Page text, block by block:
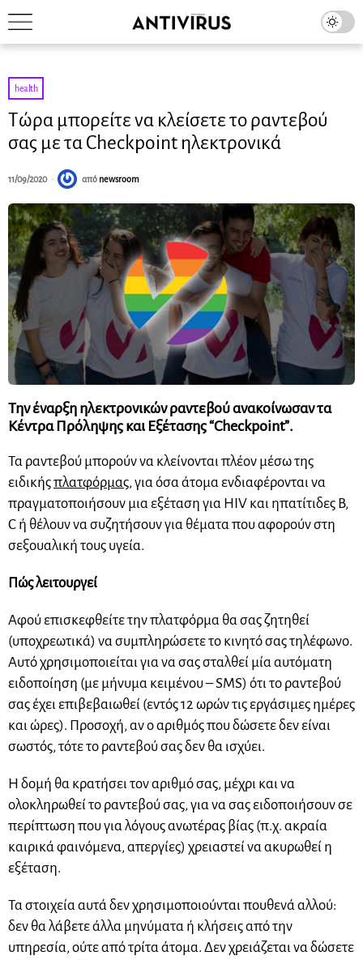
health
Τώρα μπορείτε να κλείσετε το ραντεβού
σας με τα Checkpoint ηλεκτρονικά
11/09/2020 από newsroom
Την έναρξη ηλεκτρονικών ραντεβού ανακοίνωσαν τα
Κέντρα Πρόληψης και Εξέτασης “Checkpoint”.
Τα ραντεβού μπορούν να κλείνονται πλέον μέσω της
ειδικήςπλατφόρμας, για όσα άτομα ενδιαφέρονται να
πραγματοποιήσουν μια εξέταση για HIV και ηπατίτιδες B,
C ή θέλουν να συζητήσουν για θέματα που αφορούν στη
σεξουαλική τους υγεία.
Πώς λειτουργεί
Αφού επισκεφθείτε την πλατφόρμα θα σας ζητηθεί
(υποχρεωτικά) να συμπληρώσετε το κινητό σας τηλέφωνο.
Αυτό χρησιμοποιείται για να σας σταλθεί μία αυτόματη
ειδοποίηση (με μήνυμα κειμένου – SMS) ότι το ραντεβού
σας έχει επιβεβαιωθεί (εντός 12 ωρών τις εργάσιμες ημέρες
και ώρες). Προσοχή, αν ο αριθμός που δώσετε δεν είναι
σωστός, τότε το ραντεβού σας δεν θα ισχύει.
Η δομή θα κρατήσει τον αριθμό σας, μέχρι και να
ολοκληρωθεί το ραντεβού σας, για να σας ειδοποιήσουν σε
περίπτωση που για λόγους ανωτέρας βίας (π.χ. ακραία
καιρικά φαινόμενα, απεργίες) χρειαστεί να ακυρωθεί η
εξέταση.
Τα στοιχεία αυτά δεν χρησιμοποιούνται πουθενά αλλού:
δεν θα λάβετε άλλα μηνύματα ή κλήσεις από την
υπηρεσία, ούτε από τρίτα άτομα. Δεν χρειάζεται να δώσετε